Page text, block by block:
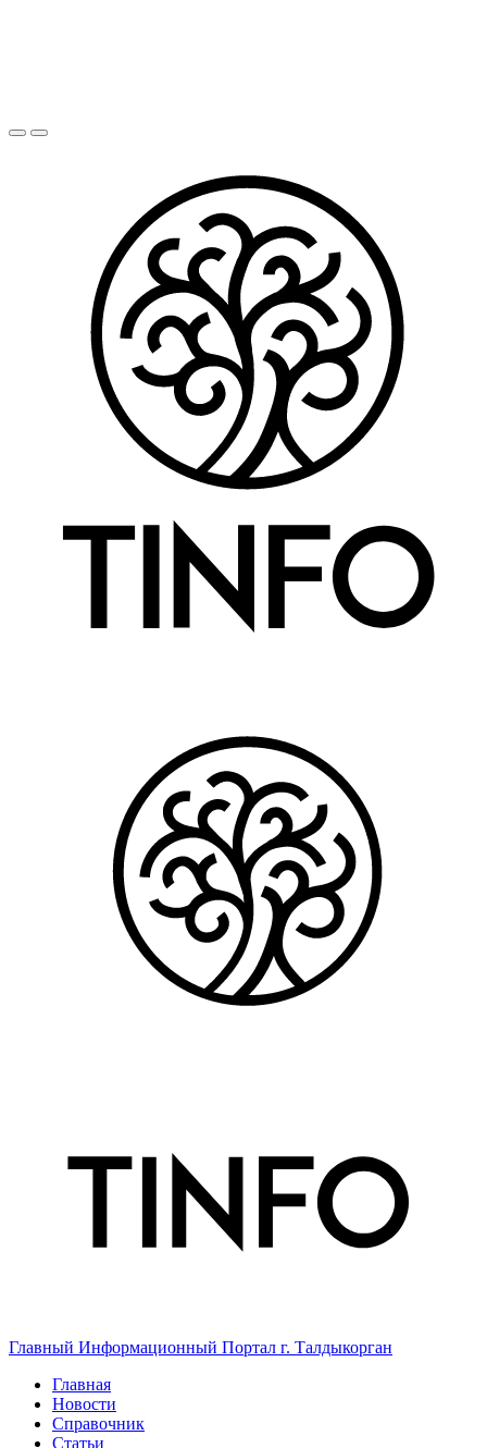
Главный Информационный Портал г. Талдыкорган
Главная
Новости
Справочник
Статьи